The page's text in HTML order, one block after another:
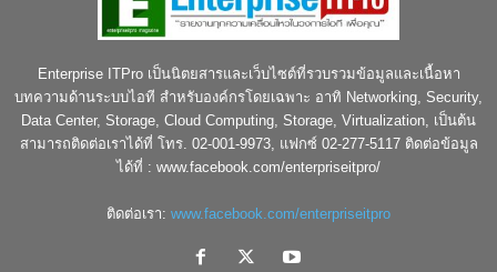
Enterprise ITPro เป็นนิตยสารและเว็บไซต์ที่รวบรวมข้อมูลและเนื้อหา
บทความด้านระบบไอที สำหรับองค์กรโดยเฉพาะ อาทิ Networking, Security,
Data Center, Storage, Cloud Computing, Storage, Virtualization, เป็นต้น
สามารถติดต่อเราได้ที่ โทร. 02-001-9973, แฟกซ์ 02-277-5117 ติดต่อข้อมูล
ได้ที่ : www.facebook.com/enterpriseitpro/
ติดต่อเรา: www.facebook.com/enterpriseitpro